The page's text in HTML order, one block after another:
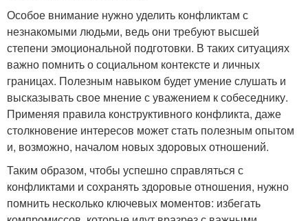
Особое внимание нужно уделить конфликтам с
незнакомыми людьми, ведь они требуют высшей
степени эмоциональной подготовки. В таких ситуациях
важно помнить о социальном контексте и личных
границах. Полезным навыком будет умение слушать и
высказывать свое мнение с уважением к собеседнику.
Применяя правила конструктивного конфликта, даже
столкновение интересов может стать полезным опытом
и, возможно, началом новых здоровых отношений.
Таким образом, чтобы успешно справляться с
конфликтами и сохранять здоровые отношения, нужно
помнить несколько ключевых моментов: избегать